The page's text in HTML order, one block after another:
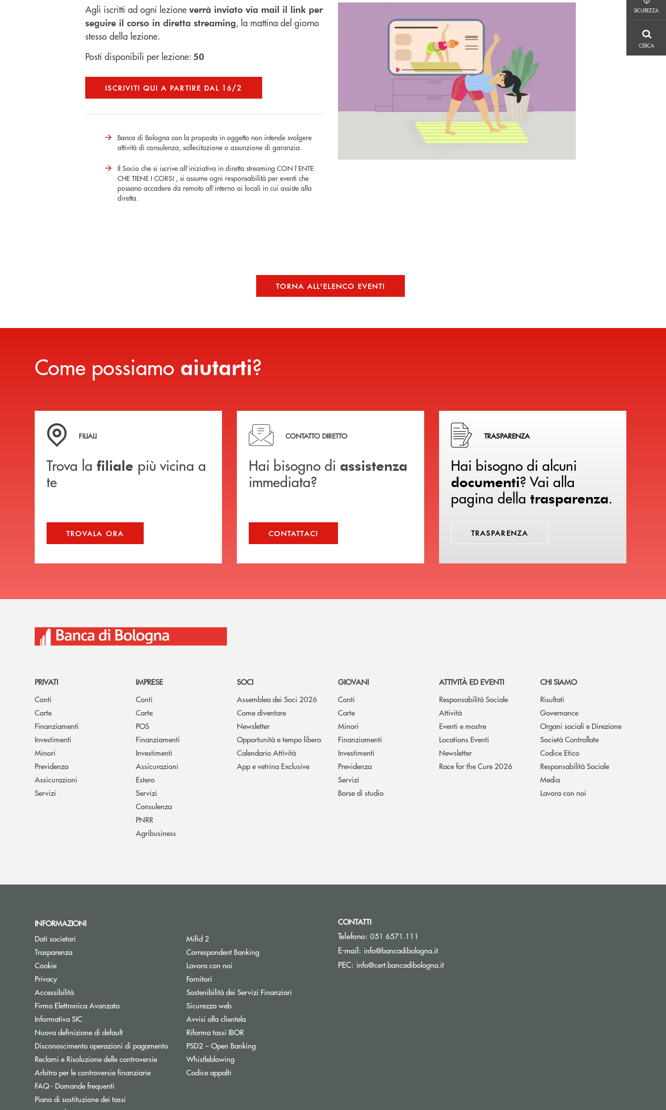
SICUREZZA
SICUREZZA
CERCA
Agli iscritti ad ogni lezione verrà inviato via mail il link per
seguire il corso in diretta streaming, la mattina del giorno
stesso della lezione.
Posti disponibili per lezione: 50
ISCRIVITI QUI A PARTIRE DAL 16/2
Banca di Bologna con la proposta in oggetto non intende svolgere
attività di consulenza, sollecitazione o assunzione di garanzia.
Il Socio che si iscrive all’iniziativa in diretta streaming CON l’ENTE
CHE TIENE I CORSI , si assume ogni responsabilità per eventi che
possano accadere da remoto all’interno ai locali in cui assiste alla
diretta.
TORNA ALL'ELENCO EVENTI
Come possiamo aiutarti?
Trova la filiale più vicina a te
FILIALI
Trova la filiale più vicina a
te
TROVALA ORA
Hai bisogno di assistenza immediata?
CONTATTO DIRETTO
Hai bisogno di assistenza
immediata?
CONTATTACI
Hai bisogno di alcuni documenti ? Vai alla pagina della
TRASPARENZA
Hai bisogno di alcuni
documenti? Vai alla
pagina della trasparenza.
TRASPARENZA
PRIVATI
Conti
Carte
Finanziamenti
Investimenti
Minori
Previdenza
Assicurazioni
Servizi
IMPRESE
Conti
Carte
POS
Finanziamenti
Investimenti
Assicurazioni
Estero
Servizi
Consulenza
PNRR
Agribusiness
SOCI
Assemblea dei Soci 2026
Come diventare
Newsletter
Opportunità e tempo libero
Calendario Attività
App e vetrina Exclusive
GIOVANI
Conti
Carte
Minori
Finanziamenti
Investimenti
Previdenza
Servizi
Borse di studio
ATTIVITÀ ED EVENTI
Responsabilità Sociale
Attività
Eventi e mostre
Locations Eventi
Newsletter
Race for the Cure 2026
CHI SIAMO
Risultati
Governance
Organi sociali e Direzione
Società Controllate
Codice Etico
Responsabilità Sociale
Media
Lavora con noi
INFORMAZIONI
Dati societari
Trasparenza
Cookie
Privacy
Accessibilità
Firma Elettronica Avanzata
Informativa SIC
Nuova definizione di default
Disconoscimento operazioni di pagamento
Reclami e Risoluzione delle controversie
Arbitro per le controversie finanziarieApre una nuova finestra
FAQ - Domande frequenti
Piano di sostituzione dei tassi
Mifid 2
Correspondent Banking
Lavora con noi
Fornitori
Sostenibilità dei Servizi Finanziari
Sicurezza web
Avvisi alla clientela
Riforma tassi IBOR
PSD2 – Open BankingApre una nuova finestra
Whistleblowing
Codice appalti
CONTATTI
Telefono: 051 6571.111
E-mail: info@bancadibologna.it(si apre l’app di posta elettronica)
PEC: info@cert.bancadibologna.it(si apre l’app di posta elettronica)